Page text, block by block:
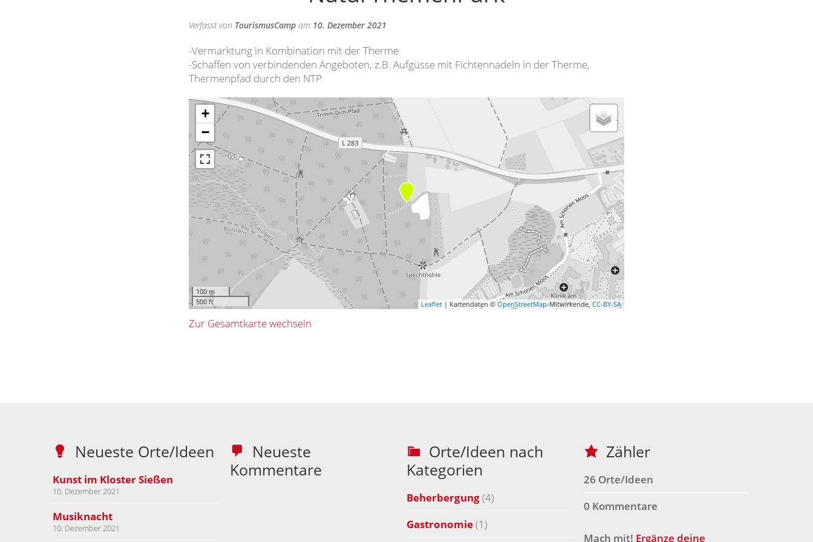
Verfasst von TourismusCamp am 10. Dezember 2021
-Vermarktung in Kombination mit der Therme
-Schaffen von verbindenden Angeboten, z.B. Aufgüsse mit Fichtennadeln in der Therme,
Thermenpfad durch den NTP
+
−
100 m
500 ft
Leaflet | Kartendaten © OpenStreetMap-Mitwirkende, CC-BY-SA
Zur Gesamtkarte wechseln
Neueste Orte/Ideen
Kunst im Kloster Sießen
10. Dezember 2021
Musiknacht
10. Dezember 2021
Neueste
Kommentare
Orte/Ideen nach
Kategorien
Beherbergung(4)
Gastronomie(1)
Zähler
26 Orte/Ideen
0 Kommentare
Mach mit! Ergänze deine